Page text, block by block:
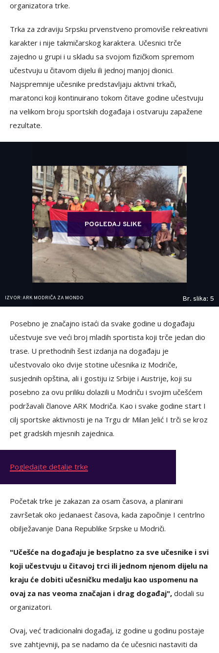
organizatora trke.
Trka za zdraviju Srpsku prvenstveno promoviše rekreativni
karakter i nije takmičarskog karaktera. Učesnici trče
zajedno u grupi i u skladu sa svojom fizičkom spremom
učestvuju u čitavom dijelu ili jednoj manjoj dionici.
Najspremnije učesnike predstavljaju aktivni trkači,
maratonci koji kontinuirano tokom čitave godine učestvuju
na velikom broju sportskih događaja i ostvaruju zapažene
rezultate.
POGLEDAJ SLIKE
IZVOR: ARK MODRIČA ZA MONDO Br. slika: 5
Posebno je značajno istaći da svake godine u događaju
učestvuje sve veći broj mladih sportista koji trče jedan dio
trase. U prethodnih šest izdanja na događaju je
učestvovalo oko dvije stotine učesnika iz Modriče,
susjednih opština, ali i gostiju iz Srbije i Austrije, koji su
posebno za ovu priliku dolazili u Modriču i svojim učešćem
podržavali članove ARK Modriča. Kao i svake godine start I
cilj sportske aktivnosti je na Trgu dr Milan Jelić I trči se kroz
pet gradskih mjesnih zajednica.
Pogledajte detalje trke
Početak trke je zakazan za osam časova, a planirani
završetak oko jedanaest časova, kada započinje I centrlno
obilježavanje Dana Republike Srpske u Modriči.
"Učešće na događaju je besplatno za sve učesnike i svi
koji učestvuju u čitavoj trci ili jednom njenom dijelu na
kraju će dobiti učesničku medalju kao uspomenu na
ovaj za nas veoma značajan i drag događaj", dodali su
organizatori.
Ovaj, već tradicionalni događaj, iz godine u godinu postaje
sve zahtjevniji, pa se nadamo da će učesnici nastaviti da